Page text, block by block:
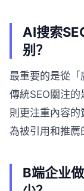
AI搜索
别？
最重要的是從「
傳統SEO關注
則更注重內容
為被引用和推薦
B端企业